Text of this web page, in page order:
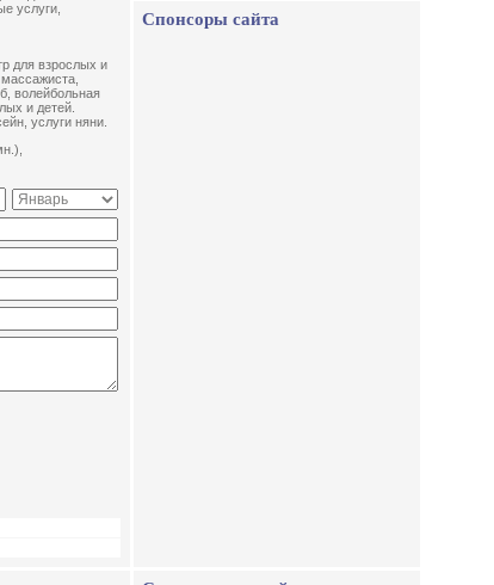
услуги,
для взрослых и
волейбольная
и детей.
услуги няни.
Спонсоры сайта